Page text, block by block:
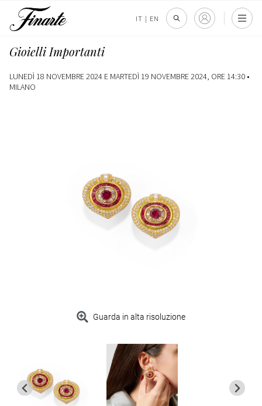
IT | EN
Gioielli Importanti
LUNEDÌ 18 NOVEMBRE 2024 E MARTEDÌ 19 NOVEMBRE 2024, ORE 14:30 •
MILANO
Guarda in alta risoluzione